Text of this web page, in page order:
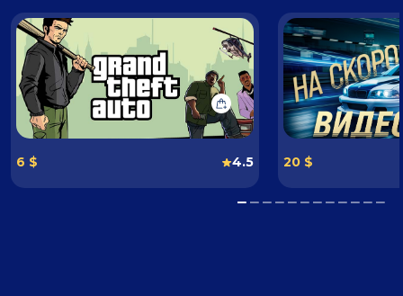
6 $ 4.5 20 $